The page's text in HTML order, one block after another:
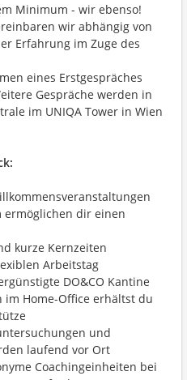
Minimum - wir ebenso!
wir abhängig von
Erfahrung im Zuge des
eines Erstgespräches
Gespräche werden in
im UNIQA Tower in Wien
ermöglichen dir einen
kurze Kernzeiten
Arbeitstag
DO&CO Kantine
Home-Office erhältst du
und
laufend vor Ort
Coachingeinheiten bei